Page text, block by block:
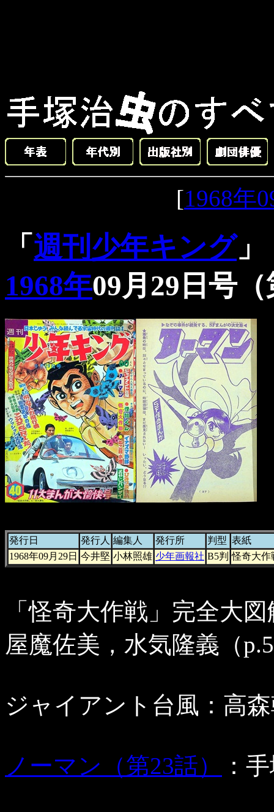
[1968年
「 週刊少年キング」
1968年09月29日号
発行日 発行人 編集人 発行所 判型 表紙
1968年09月29日 今井堅 小林照雄 少年画報社 B5判 怪奇大作
「怪奇大作戦」完全大
屋魔佐美，水気隆義（
ジャイアント台風：高
ノーマン（第23話） ：